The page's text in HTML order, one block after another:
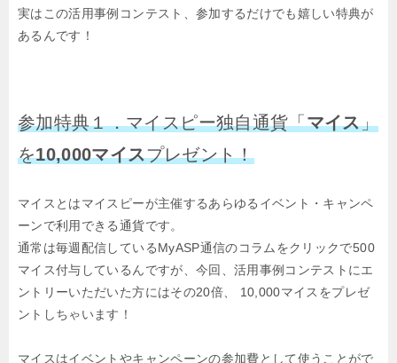
実はこの活用事例コンテスト、参加するだけでも嬉しい特典が
あるんです！
参加特典１．マイスピー独自通貨「マイス」
を10,000マイスプレゼント！
マイスとはマイスピーが主催するあらゆるイベント・キャンペ
ーンで利用できる通貨です。
通常は毎週配信しているMyASP通信のコラムをクリックで500
マイス付与しているんですが、 今回、活用事例コンテストにエ
ントリーいただいた方にはその20倍、
10,000マイスをプレゼ
ントしちゃいます！
マイスはイベントやキャンペーンの参加費として使うことがで